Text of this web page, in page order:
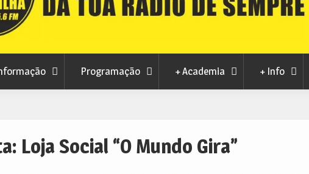
Programação + Academia + Info
Loja Social “O Mundo Gira”